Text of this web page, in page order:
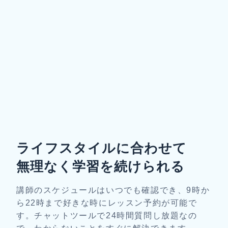
ライフスタイルに合わせて
無理なく学習を続けられる
講師のスケジュールはいつでも確認でき、9時か
ら22時まで好きな時にレッスン予約が可能で
す。チャットツールで24時間質問し放題なの